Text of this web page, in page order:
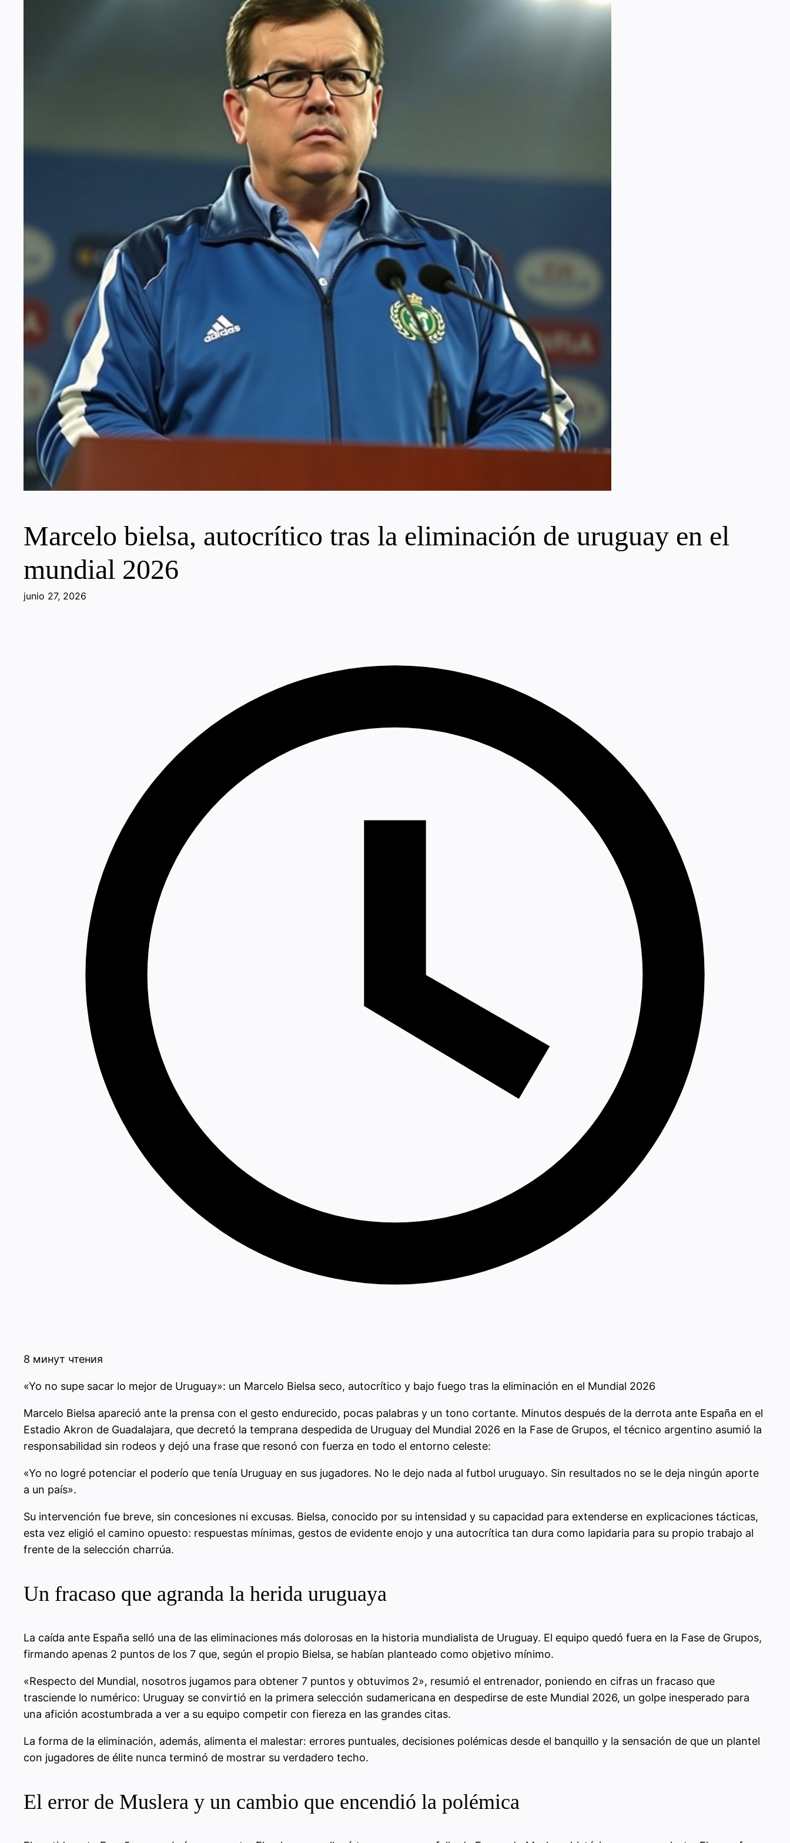
Marcelo bielsa, autocrítico tras la eliminación de uruguay en el
mundial 2026
junio 27, 2026
8 минут чтения
«Yo no supe sacar lo mejor de Uruguay»: un Marcelo Bielsa seco, autocrítico y bajo fuego tras la eliminación en el Mundial 2026
Marcelo Bielsa apareció ante la prensa con el gesto endurecido, pocas palabras y un tono cortante. Minutos después de la derrota ante España en el
Estadio Akron de Guadalajara, que decretó la temprana despedida de Uruguay del Mundial 2026 en la Fase de Grupos, el técnico argentino asumió la
responsabilidad sin rodeos y dejó una frase que resonó con fuerza en todo el entorno celeste:
«Yo no logré potenciar el poderío que tenía Uruguay en sus jugadores. No le dejo nada al futbol uruguayo. Sin resultados no se le deja ningún aporte
a un país».
Su intervención fue breve, sin concesiones ni excusas. Bielsa, conocido por su intensidad y su capacidad para extenderse en explicaciones tácticas,
esta vez eligió el camino opuesto: respuestas mínimas, gestos de evidente enojo y una autocrítica tan dura como lapidaria para su propio trabajo al
frente de la selección charrúa.
Un fracaso que agranda la herida uruguaya
La caída ante España selló una de las eliminaciones más dolorosas en la historia mundialista de Uruguay. El equipo quedó fuera en la Fase de Grupos,
firmando apenas 2 puntos de los 7 que, según el propio Bielsa, se habían planteado como objetivo mínimo.
«Respecto del Mundial, nosotros jugamos para obtener 7 puntos y obtuvimos 2», resumió el entrenador, poniendo en cifras un fracaso que
trasciende lo numérico: Uruguay se convirtió en la primera selección sudamericana en despedirse de este Mundial 2026, un golpe inesperado para
una afición acostumbrada a ver a su equipo competir con fiereza en las grandes citas.
La forma de la eliminación, además, alimenta el malestar: errores puntuales, decisiones polémicas desde el banquillo y la sensación de que un plantel
con jugadores de élite nunca terminó de mostrar su verdadero techo.
El error de Muslera y un cambio que encendió la polémica